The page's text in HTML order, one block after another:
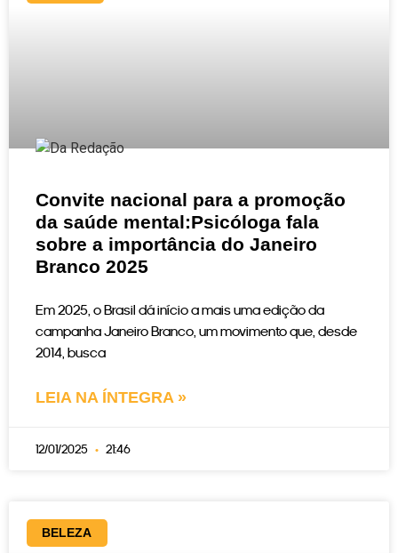
Convite nacional para a promoção
da saúde mental:Psicóloga fala
sobre a importância do Janeiro
Branco 2025
Em 2025, o Brasil dá início a mais uma edição da
campanha Janeiro Branco, um movimento que, desde
2014, busca
LEIA NA ÍNTEGRA »
12/01/2025 21:46
BELEZA